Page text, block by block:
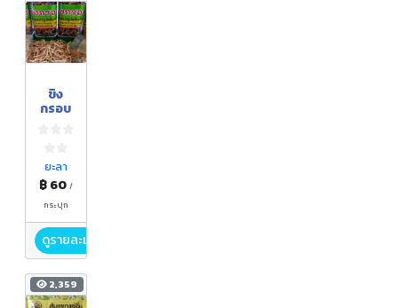
ขิง
กรอบ
ยะลา
฿ 60 /
กระปุก
ดูรายละเอียด
2,359